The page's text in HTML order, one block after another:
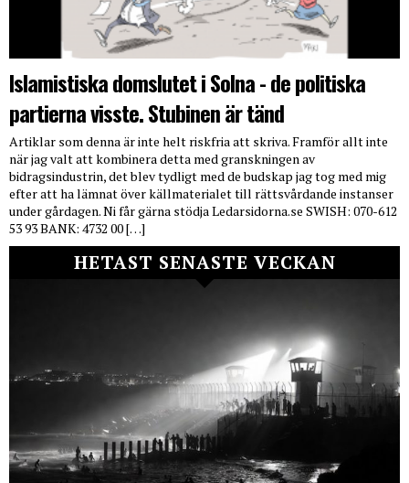
Islamistiska domslutet i Solna - de politiska
partierna visste. Stubinen är tänd
Artiklar som denna är inte helt riskfria att skriva. Framför allt inte
när jag valt att kombinera detta med granskningen av
bidragsindustrin, det blev tydligt med de budskap jag tog med mig
efter att ha lämnat över källmaterialet till rättsvårdande instanser
under gårdagen. Ni får gärna stödja Ledarsidorna.se SWISH: 070-612
53 93 BANK: 4732 00 […]
HETAST SENASTE VECKAN